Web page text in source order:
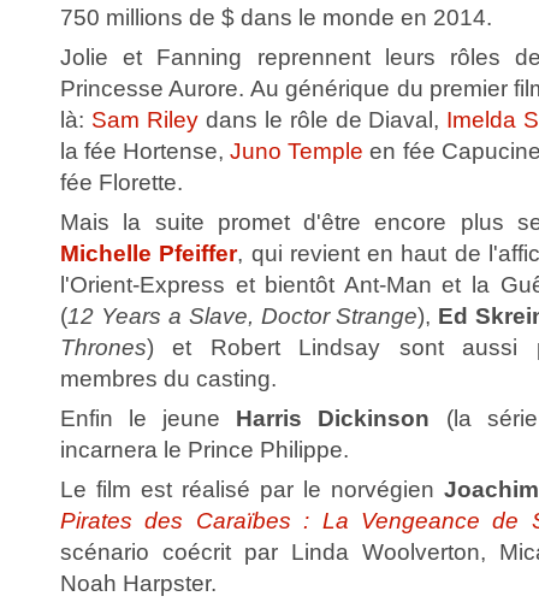
750 millions de $ dans le monde en 2014.
Jolie et Fanning reprennent leurs rôles
Princesse Aurore. Au générique du premier
là: Sam Rileydans le rôle de Diaval, Imelda
la fée Hortense,Juno Temple en fée
fée Florette.
Mais la suite promet d'être encore plus
Michelle Pfeiffer, qui revient en haut de
l'Orient-Express et bientôt Ant-Man et la
(12 Years a Slave, Doctor Strange), Ed
Thrones) et Robert Lindsay sont aussi
membres du casting.
Enfin le jeune Harris Dickinson (la
incarnera le Prince Philippe.
Le film est réalisé par le norvégien
Pirates des Caraïbes : La Vengeance de
scénario coécrit par Linda Woolverton,
Noah Harpster.